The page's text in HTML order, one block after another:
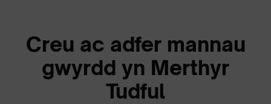
Creu ac adfer mannau
gwyrdd yn Merthyr
Tudful